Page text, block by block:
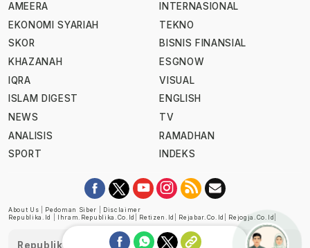
AMEERA
EKONOMI SYARIAH
SKOR
KHAZANAH
IQRA
ISLAM DIGEST
NEWS
ANALISIS
SPORT
INTERNASIONAL
TEKNO
BISNIS FINANSIAL
ESGNOW
VISUAL
ENGLISH
TV
RAMADHAN
INDEKS
About Us Pedoman Siber
Disclaimer
Republika.id
Ihram.republika.co.id Retizen.id Rejabar.co.id Rejogja.co.id
Republika telah diverifikasi oleh Dewan Pers